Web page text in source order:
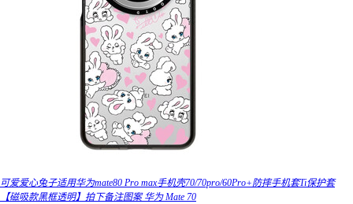
可爱爱心兔子适用华为mate80 Pro max手机壳70/70pro/60Pro+防摔手机套Ti保护套
【磁吸款黑框透明】拍下备注图案 华为 Mate 70